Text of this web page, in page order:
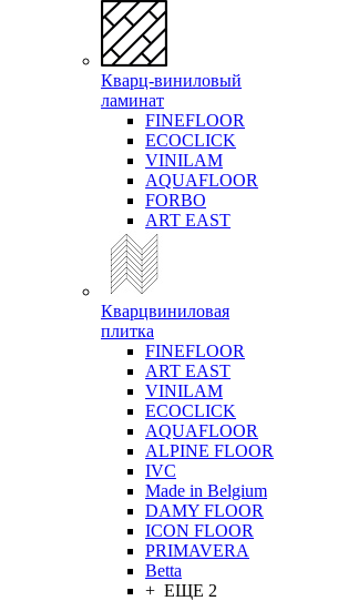
Кварц-виниловый
ламинат
FINEFLOOR
ECOCLICK
VINILAM
AQUAFLOOR
FORBO
ART EAST
Кварцвиниловая
плитка
FINEFLOOR
ART EAST
VINILAM
ECOCLICK
AQUAFLOOR
ALPINE FLOOR
IVC
Made in Belgium
DAMY FLOOR
ICON FLOOR
PRIMAVERA
Betta
+ ЕЩЕ 2